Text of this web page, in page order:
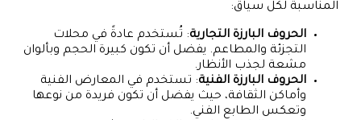
المناسبة لكل سياق:
الحروف البارزة التجارية: تُستخدم عادةً في محلات
التجزئة والمطاعم. يفضل أن تكون كبيرة الحجم وبألوان
مشعة لجذب الأنظار.
الحروف البارزة الفنية: تستخدم في المعارض الفنية
وأماكن الثقافة، حيث يفضل أن تكون فريدة من نوعها
وتعكس الطابع الفني.